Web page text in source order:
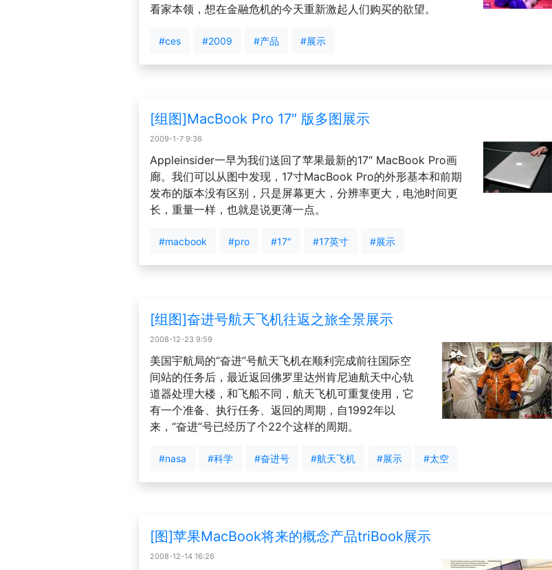
看家本领，想在金融危机的今天重新激起人们购买的欲望。
#ces #2009 #产品 #展示
[组图]MacBook Pro 17″ 版多图展示
2009-1-7 9:36
Appleinsider一早为我们送回了苹果最新的17″ MacBook Pro画
廊。我们可以从图中发现，17寸MacBook Pro的外形基本和前期
发布的版本没有区别，只是屏幕更大，分辨率更大，电池时间更
长，重量一样，也就是说更薄一点。
#macbook #pro #17″ #17英寸 #展示
[组图]奋进号航天飞机往返之旅全景展示
2008-12-23 9:59
美国宇航局的“奋进”号航天飞机在顺利完成前往国际空
间站的任务后，最近返回佛罗里达州肯尼迪航天中心轨
道器处理大楼，和飞船不同，航天飞机可重复使用，它
有一个准备、执行任务、返回的周期，自1992年以
来，“奋进”号已经历了个22个这样的周期。
#nasa #科学 #奋进号 #航天飞机 #展示 #太空
[图]苹果MacBook将来的概念产品triBook展示
2008-12-14 16:26